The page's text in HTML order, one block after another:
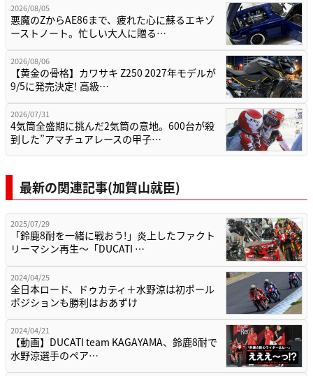
2026/08/05
悪魔のZからAE86まで、疲れた心に蘇るエキゾ
ーストノート。忙しい大人に贈る…
2026/08/06
【黄金の骨格】カワサキ Z250 2027年モデルが
9/5に発売決定! 高級…
2026/07/31
4気筒全盛期に挑んだ2気筒の意地。600台が殺
到した”アマチュアレースの甲子…
最新の関連記事(加賀山就臣)
2025/07/29
「鈴鹿8耐を一緒に戦おう!」炎上したファクト
リーマシン再生～「DUCATI …
2024/04/25
全日本ロード、ドゥカティ＋水野涼は初ポール
ポジションも勝利はおあずけ
2024/04/21
【動画】DUCATI team KAGAYAMA、鈴鹿8耐で
水野涼選手のペア…